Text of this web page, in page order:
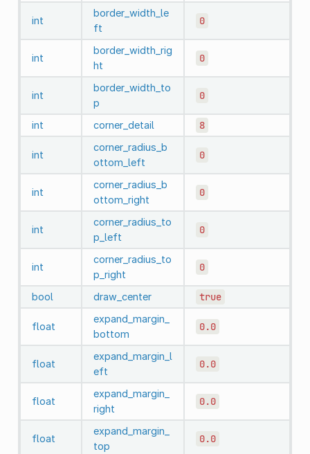
int
border_width_le
ft
0
int
border_width_rig
ht
0
int
border_width_to
p
0
int corner_detail 8
int
corner_radius_b
ottom_left
0
int
corner_radius_b
ottom_right
0
int
corner_radius_to
p_left
0
int
corner_radius_to
p_right
0
bool draw_center true
float
expand_margin_
bottom
0.0
float
expand_margin_l
eft
0.0
float
expand_margin_
right
0.0
float
expand_margin_
top
0.0